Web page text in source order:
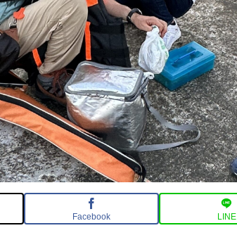
Facebook LINE